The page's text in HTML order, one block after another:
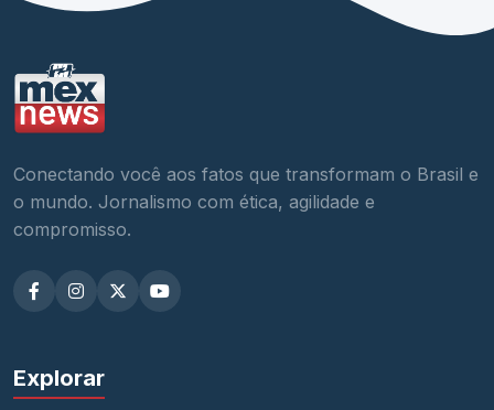
Conectando você aos fatos que transformam o Brasil e
o mundo. Jornalismo com ética, agilidade e
compromisso.
Explorar